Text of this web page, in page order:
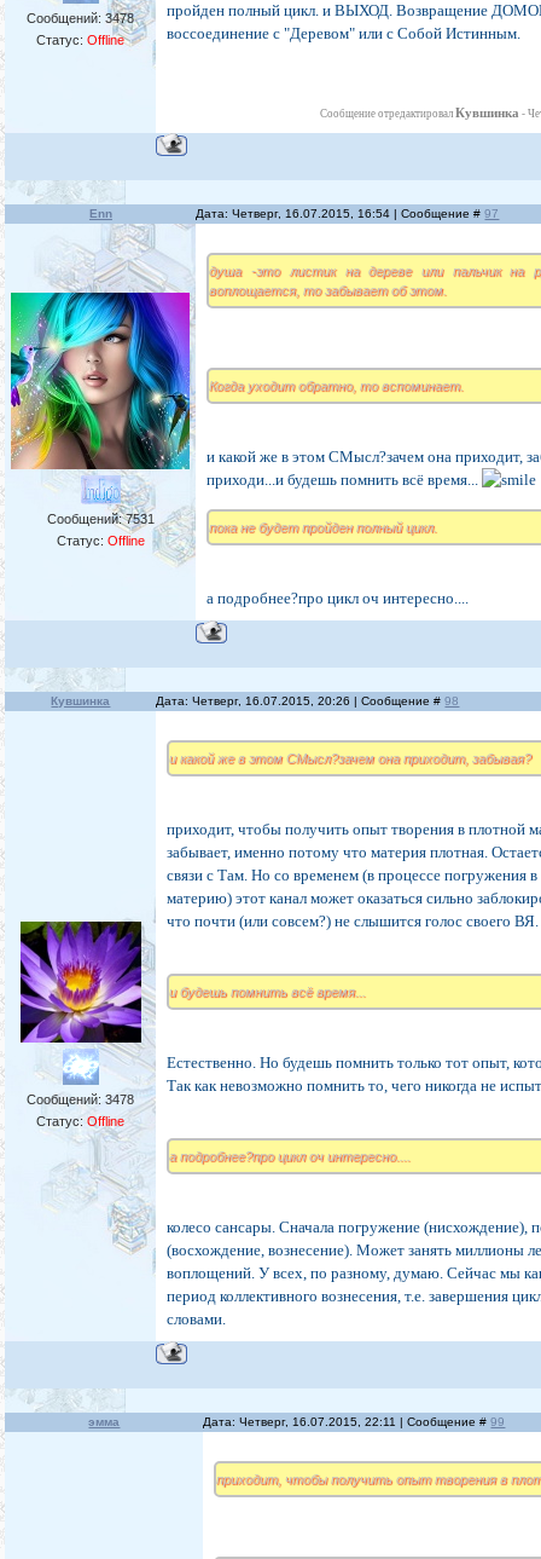
Сообщений:3478
Статус:Offline
пройден полный цикл. и ВЫХОД. Возвращение
воссоединение с "Деревом" или с Собой Истинным.
Сообщение отредактировалКувшинка -
Enn Дата: Четверг, 16.07.2015, 16:54 | Сообщение #97
Сообщений:7531
Статус: Offline
душа -это листик на дереве или пальчик на
воплощается, то забывает об этом.
Когда уходит обратно, то вспоминает.
и какой же в этом СМысл?зачем она приходит,
приходи...и будешь помнить всё время...
пока не будет пройден полный цикл.
а подробнее?про цикл оч интересно....
Кувшинка Дата: Четверг, 16.07.2015, 20:26 | Сообщение #98
Сообщений:3478
Статус:Offline
и какой же в этом СМысл?зачем она приходит, забывая?
приходит, чтобы получить опыт творения в плотной
забывает, именно потому что материя плотная.
связи с Там. Но со временем (в процессе погружения
материю) этот канал может оказаться сильно
что почти (или совсем?) не слышится голос своего ВЯ.
и будешь помнить всё время...
Естественно. Но будешь помнить только тот опыт,
Так как невозможно помнить то, чего никогда не
а подробнее?про цикл оч интересно....
колесо сансары. Сначала погружение (нисхождение),
(восхождение, вознесение). Может занять миллионы
воплощений. У всех, по разному, думаю. Сейчас мы
период коллективного вознесения, т.е. завершения
словами.
эмма Дата: Четверг, 16.07.2015, 22:11 | Сообщение #99
приходит, чтобы получить опыт творения в